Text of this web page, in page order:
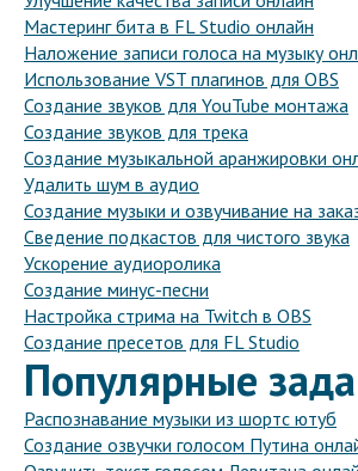
Мастеринг бита в FL Studio онлайн
Наложение записи голоса на музыку
Использование VST плагинов для OBS
Создание звуков для YouTube монтажа
Создание звуков для трека
Создание музыкальной аранжировки
Удалить шум в аудио
Создание музыки и озвучивание на
Сведение подкастов для чистого звука
Ускорение аудиоролика
Создание минус-песни
Настройка стрима на Twitch в OBS
Создание пресетов для FL Studio
Популярные
Распознавание музыки из шортс ютуб
Создание озвучки голосом Путина